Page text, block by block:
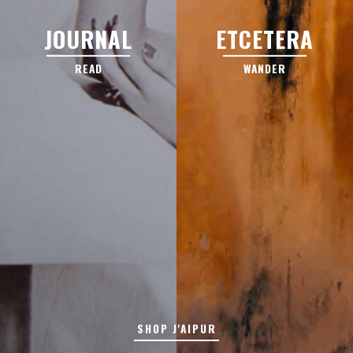
SHOP J'AIPUR
JOURNAL
READ
ETCETERA
WANDER